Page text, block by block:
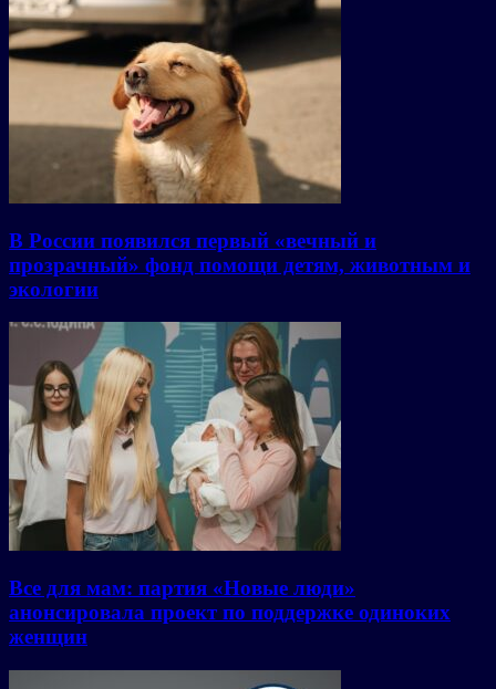
В России появился первый «вечный и
прозрачный» фонд помощи детям, животным и
экологии
Все для мам: партия «Новые люди»
анонсировала проект по поддержке одиноких
женщин